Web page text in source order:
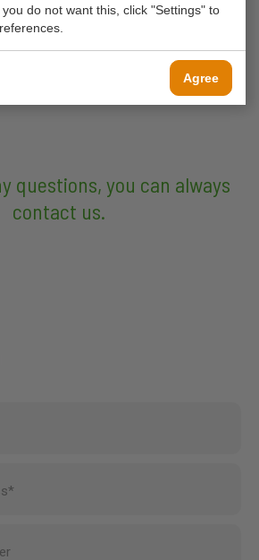
do not want this, click "Settings" to
Agree
questions, you can always
contact us.